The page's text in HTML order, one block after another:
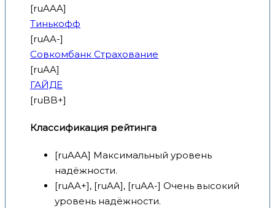
[ruAAA]
Тинькофф
[ruAA-]
Совкомбанк Страхование
[ruAA]
ГАЙДЕ
[ruBB+]
Классификация рейтинга
[ruAAA] Максимальный уровень
надёжности.
[ruAA+], [ruAA], [ruAA-] Очень высокий
уровень надёжности.